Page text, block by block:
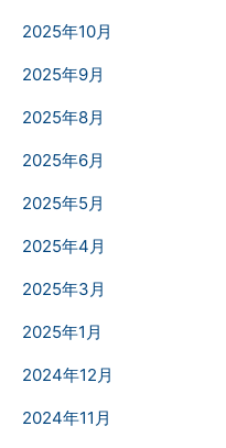
2025年10月
2025年9月
2025年8月
2025年6月
2025年5月
2025年4月
2025年3月
2025年1月
2024年12月
2024年11月